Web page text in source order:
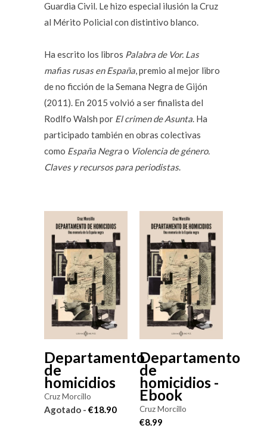
Guardia Civil. Le hizo especial ilusión la Cruz
al Mérito Policial con distintivo blanco.
Ha escrito los libros Palabra de Vor. Las
mafias rusas en España, premio al mejor libro
de no ficción de la Semana Negra de Gijón
(2011). En 2015 volvió a ser finalista del
Rodlfo Walsh por El crimen de Asunta. Ha
participado también en obras colectivas
como España Negrao Violencia de género.
Claves y recursos para periodistas.
Departamento
de
homicidios
Cruz Morcillo
Agotado - €18.90
Departamento
de
homicidios -
Ebook
Cruz Morcillo
€8.99